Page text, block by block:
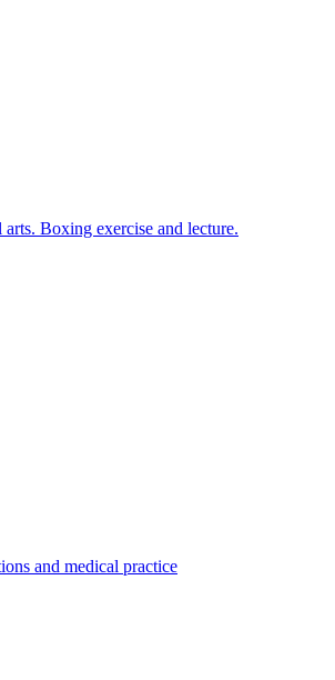
Boxing exercise and lecture.
and medical practice